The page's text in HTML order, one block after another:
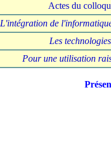
Actes du
L'intégration de
Les
Pour une utilisation